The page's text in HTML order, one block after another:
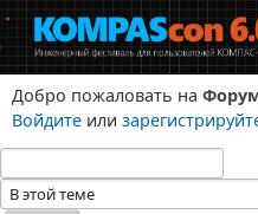
Добро пожаловать на
Войдите или